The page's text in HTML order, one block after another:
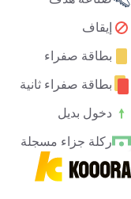
إيقاف
بطاقة صفراء
بطاقة صفراء ثانية
دخول بديل
ركلة جزاء مسجلة